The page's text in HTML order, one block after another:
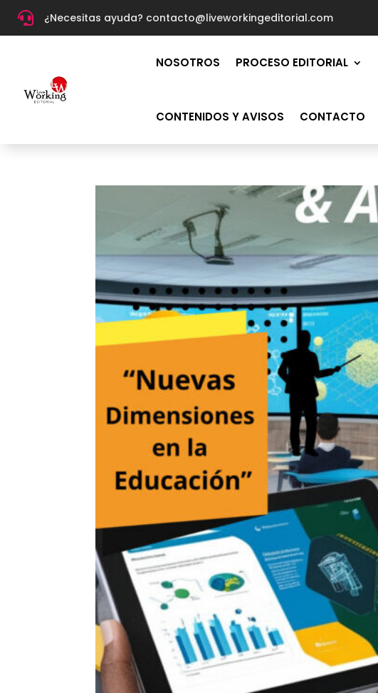
 ¿Necesitas ayuda? contacto@liveworkingeditorial.com
NOSOTROS PROCESO EDITORIAL
CONTENIDOS Y AVISOS CONTACTO